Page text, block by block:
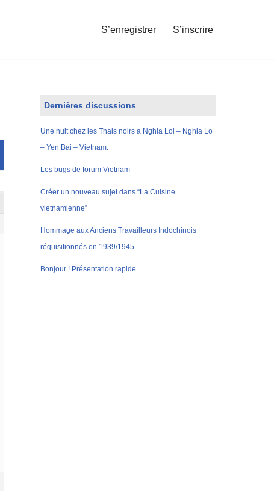
S’enregistrer S’inscrire
Dernières discussions
Une nuit chez les Thais noirs a Nghia Loi – Nghia Lo
– Yen Bai – Vietnam.
Les bugs de forum Vietnam
Créer un nouveau sujet dans “La Cuisine
vietnamienne”
Hommage aux Anciens Travailleurs Indochinois
réquisitionnés en 1939/1945
Bonjour ! Présentation rapide